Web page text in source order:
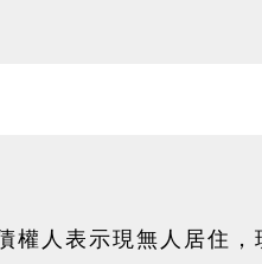
權人表示現無人居住